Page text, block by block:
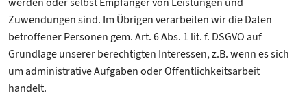
Zuwendungen sind. Im Übrigen verarbeiten wir die Daten
betroffener Personen gem. Art. 6 Abs. 1 lit. f. DSGVO auf
Grundlage unserer berechtigten Interessen, z.B. wenn es sich
um administrative Aufgaben oder Öffentlichkeitsarbeit
handelt.